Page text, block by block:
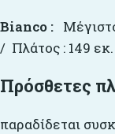
Bianco :
/ Πλάτος : 149 εκ.
Πρόσθετες
παραδίδεται